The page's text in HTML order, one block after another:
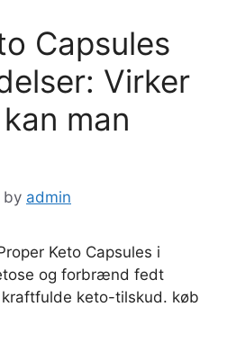
Capsules
Virker
man
by admin
Keto Capsules i
og forbrænd fedt
keto-tilskud. køb